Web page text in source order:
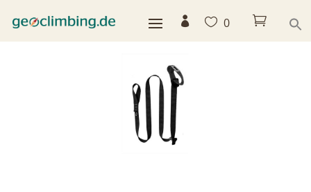
  0 
< zurück